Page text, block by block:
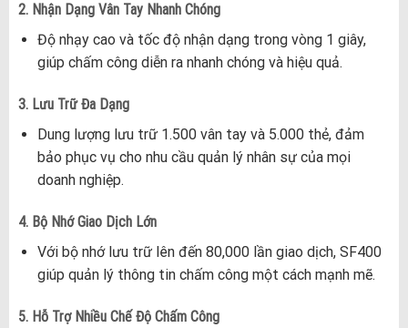
2. Nhận Dạng Vân Tay Nhanh Chóng
Độ nhạy cao và tốc độ nhận dạng trong vòng 1 giây,
giúp chấm công diễn ra nhanh chóng và hiệu quả.
3. Lưu Trữ Đa Dạng
Dung lượng lưu trữ 1.500 vân tay và 5.000 thẻ, đảm
bảo phục vụ cho nhu cầu quản lý nhân sự của mọi
doanh nghiệp.
4. Bộ Nhớ Giao Dịch Lớn
Với bộ nhớ lưu trữ lên đến 80,000 lần giao dịch, SF400
giúp quản lý thông tin chấm công một cách mạnh mẽ.
5. Hỗ Trợ Nhiều Chế Độ Chấm Công